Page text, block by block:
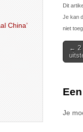
Dit
Je kan
niet
Post
← 2
Je
China’